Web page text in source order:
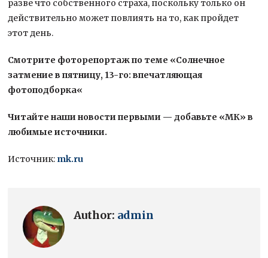
разве что собственного страха, поскольку только он
действительно может повлиять на то, как пройдет
этот день.
Смотрите фоторепортаж по теме «Солнечное
затмение в пятницу, 13-го: впечатляющая
фотоподборка«
Читайте наши новости первыми — добавьте «МК» в
любимые источники.
Источник: mk.ru
Author: admin